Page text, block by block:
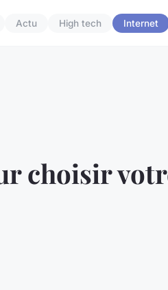
Actu High tech Internet
choisir